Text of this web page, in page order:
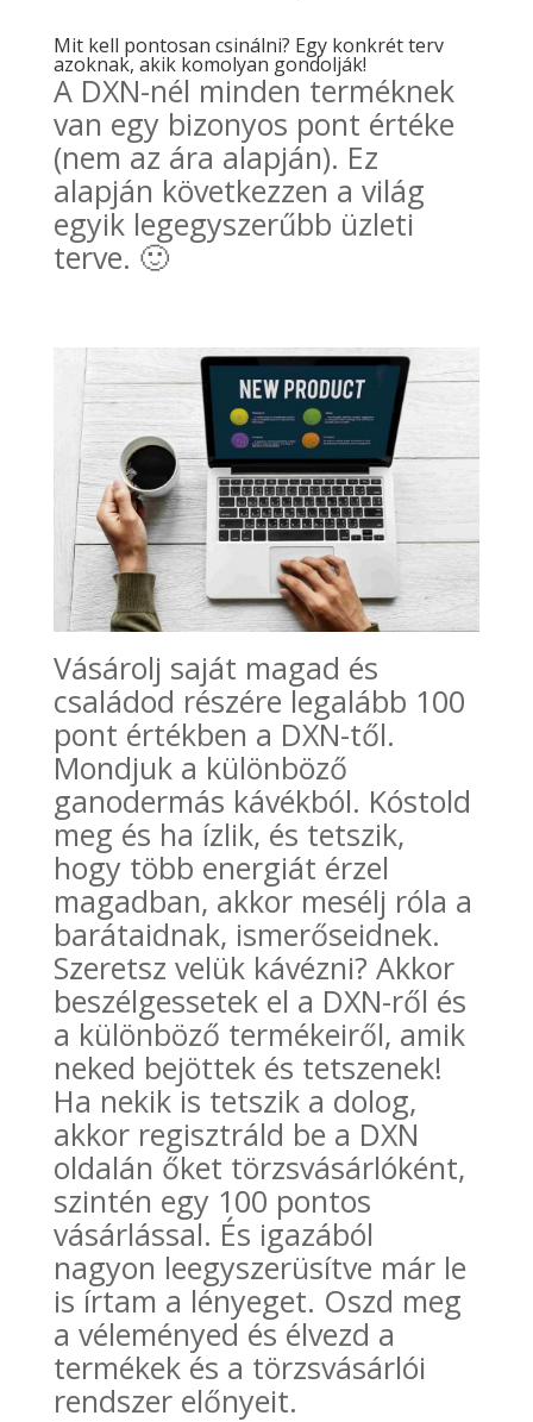
Mit kell pontosan csinálni? Egy konkrét terv
azoknak, akik komolyan gondolják!
A DXN-nél minden terméknek
van egy bizonyos pont értéke
(nem az ára alapján). Ez
alapján következzen a világ
egyik legegyszerűbb üzleti
terve. 🙂
Vásárolj saját magad és
családod részére legalább 100
pont értékben a DXN-től.
Mondjuk a különböző
ganodermás kávékból. Kóstold
meg és ha ízlik, és tetszik,
hogy több energiát érzel
magadban, akkor mesélj róla a
barátaidnak, ismerőseidnek.
Szeretsz velük kávézni? Akkor
beszélgessetek el a DXN-ről és
a különböző termékeiről, amik
neked bejöttek és tetszenek!
Ha nekik is tetszik a dolog,
akkor regisztráld be a DXN
oldalán őket törzsvásárlóként,
szintén egy 100 pontos
vásárlással. És igazából
nagyon leegyszerüsítve már le
is írtam a lényeget. Oszd meg
a véleményed és élvezd a
termékek és a törzsvásárlói
rendszer előnyeit.